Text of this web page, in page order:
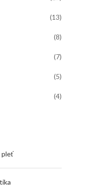
(13)
(8)
(7)
(5)
(4)
pleť